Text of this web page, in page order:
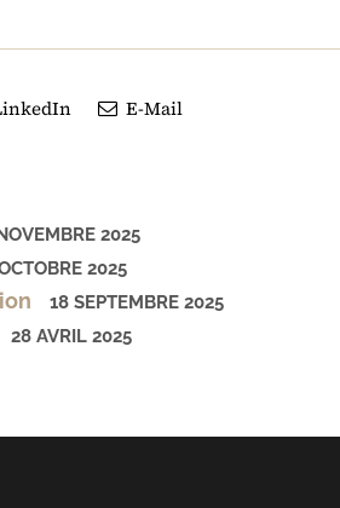
E-Mail
2025
2025
18 SEPTEMBRE 2025
28 AVRIL 2025